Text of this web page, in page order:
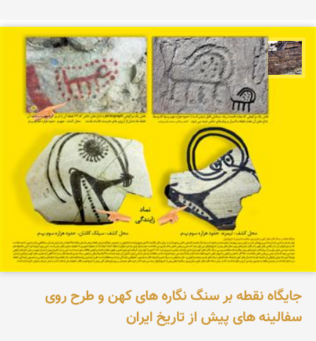
محمد ناصری فرد
جایگاه نقطه بر سنگ نگاره های کهن و طرح روی
سفالینه های پیش از تاریخ ایران